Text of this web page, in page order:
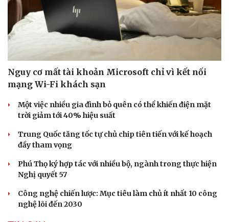
Nguy cơ mất tài khoản Microsoft chỉ vì kết nối
mạng Wi-Fi khách sạn
Một việc nhiều gia đình bỏ quên có thể khiến điện mặt
trời giảm tới 40% hiệu suất
Trung Quốc tăng tốc tự chủ chip tiên tiến với kế hoạch
đầy tham vọng
Phú Thọ ký hợp tác với nhiều bộ, ngành trong thực hiện
Nghị quyết 57
Công nghệ chiến lược: Mục tiêu làm chủ ít nhất 10 công
nghệ lõi đến 2030